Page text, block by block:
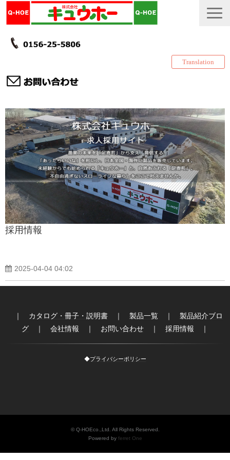
Translation
TOP
カタログ・冊子 DL
説明書
製品一覧
会社情報
採用情報
採用情報
2025-04-04 04:02
｜ カタログ・冊子・説明書 ｜ 製品一覧 ｜ 製品紹介ブロ
グ ｜ 会社情報 ｜ お問い合わせ ｜ 採用情報 ｜
◆プライバシーポリシー
© Q-HOEco.,Ltd. All Rights Reserved.
Powered by ferret One